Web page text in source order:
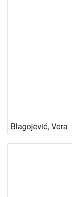
Blagojević, Vera